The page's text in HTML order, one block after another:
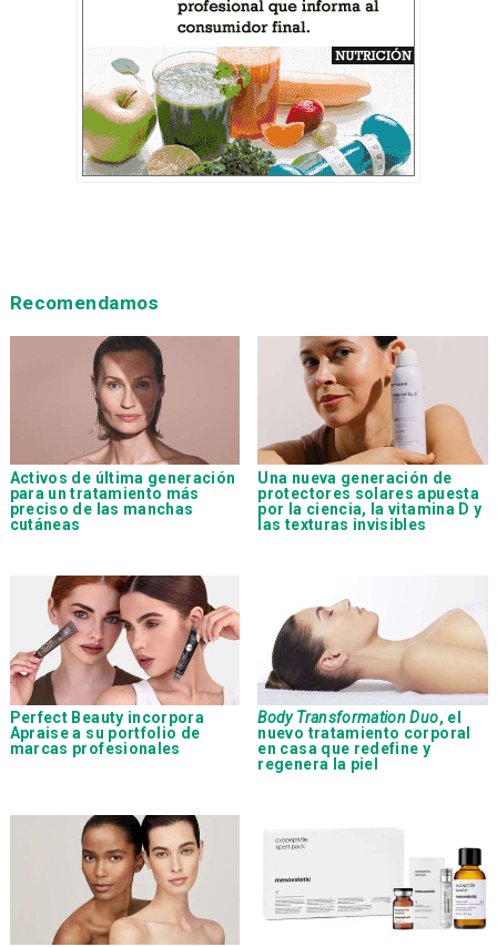
Recomendamos
Activos de última generación
para un tratamiento más
preciso de las manchas
cutáneas
Una nueva generación de
protectores solares apuesta
por la ciencia, la vitamina D y
las texturas invisibles
Perfect Beauty incorpora
Apraise a su portfolio de
marcas profesionales
Body Transformation Duo, el
nuevo tratamiento corporal
en casa que redefine y
regenera la piel